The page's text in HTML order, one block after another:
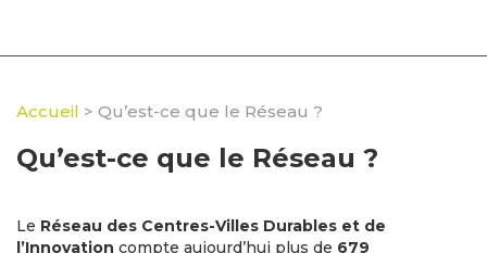
Accueil > Qu’est-ce que le Réseau ?
Qu’est-ce que le Réseau ?
Le Réseau des Centres-Villes Durables et de
l’Innovation compte aujourd’hui plus de 679